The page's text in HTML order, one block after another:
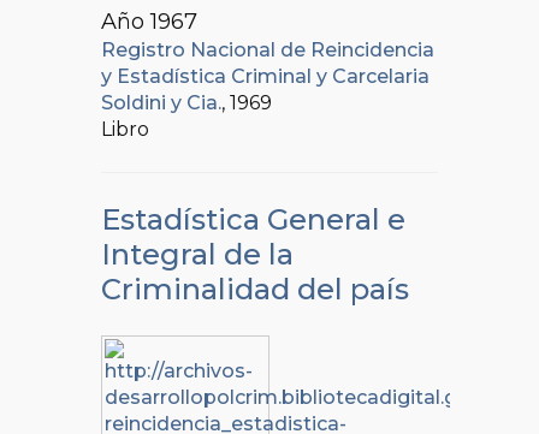
Año 1967
Registro Nacional de Reincidencia
y Estadística Criminal y Carcelaria
Soldini y Cia., 1969
Libro
Estadística General e
Integral de la
Criminalidad del país